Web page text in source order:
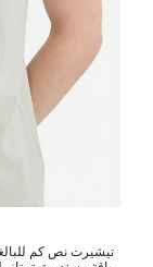
تيشيرت نص كم